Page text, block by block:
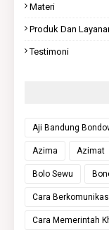
Materi
Produk Dan
Testimoni
Aji Bandung
Azima Azimat
Bolo Sewu
Cara
Cara Memerintah